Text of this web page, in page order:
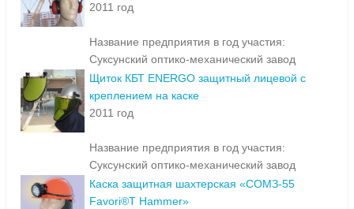
2011 год
Название предприятия в год участия:
Суксунский оптико-механический завод
Щиток КБТ ENERGO защитный лицевой с
креплением на каске
2011 год
Название предприятия в год участия:
Суксунский оптико-механический завод
Каска защитная шахтерская «СОМЗ-55
Favori®T Hammer»